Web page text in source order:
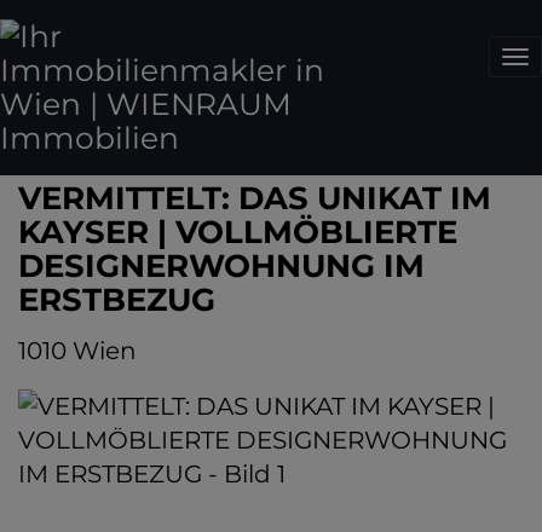
VERMITTELT: DAS UNIKAT IM
KAYSER | VOLLMÖBLIERTE
DESIGNERWOHNUNG IM
ERSTBEZUG
1010 Wien